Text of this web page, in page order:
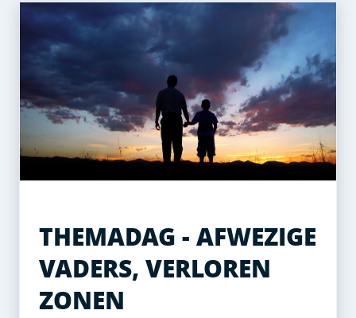
THEMADAG - AFWEZIGE
VADERS, VERLOREN
ZONEN